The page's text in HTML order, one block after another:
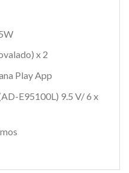
x 2
Play App
E95100L) 9.5 V/ 6 x